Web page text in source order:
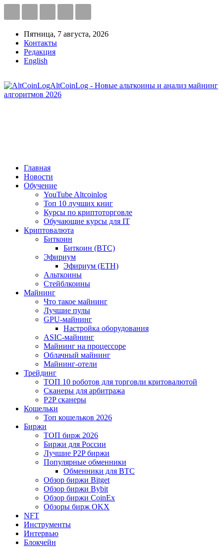
Пятница, 7 августа, 2026
Контакты
Редакция
English
AltCoinLog - Новые альткоины и анализ майнинг
алгоритмов 2026
Главная
Новости
Обучение
YouTube Altcoinlog
Топ 10 лучших книг
Курсы по криптоторговле
Обучающие курсы для IT
Криптовалюта
Биткоин
Биткоин (BTC)
Эфириум
Эфириум (ETH)
Альткоины
Стейблкоины
Майнинг
Что такое майнинг
Лучшие пулы
GPU-майнинг
Настройка оборудования
ASIC-майнинг
Майнинг на процессоре
Облачный майнинг
Майнинг-отели
Трейдинг
ТОП 10 роботов для торговли критовалютой
Сканеры для арбитража
P2P сканеры
Кошельки
Топ кошельков 2026
Биржи
ТОП бирж 2026
Биржи для России
Лучшие P2P биржи
Популярные обменники
Обменники для BTC
Обзор биржи Bitget
Обзор биржи Bybit
Обзор биржи CoinEx
Обзоры бирж OKX
NFT
Инструменты
Интервью
Блокчейн